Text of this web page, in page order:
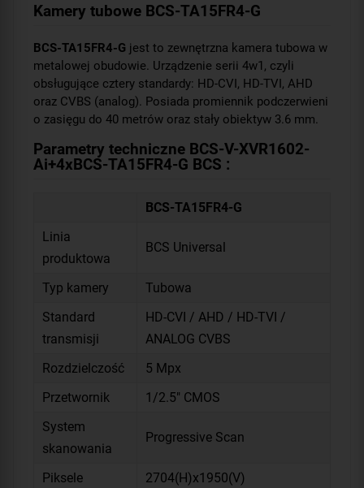
Kamery tubowe BCS-TA15FR4-G
BCS-TA15FR4-G jest to zewnętrzna kamera tubowa w
metalowej obudowie. Urządzenie serii 4w1, czyli
obsługujące cztery standardy: HD-CVI, HD-TVI, AHD
oraz CVBS (analog). Posiada promiennik podczerwieni
o zasięgu do 40 metrów oraz stały obiektyw 3.6 mm.
Parametry techniczne BCS-V-XVR1602-
Ai+4xBCS-TA15FR4-G BCS :
BCS-TA15FR4-G
Linia
produktowa
BCS Universal
Typ kamery
Tubowa
Standard
transmisji
HD-CVI / AHD / HD-TVI /
ANALOG CVBS
Rozdzielczość
5 Mpx
Przetwornik
1/2.5" CMOS
System
skanowania
Progressive Scan
Piksele
2704(H)x1950(V)